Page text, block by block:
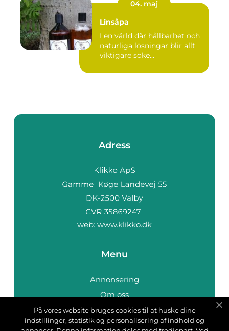
04. maj
Linsåpa
I en värld där hållbarhet och
naturliga lösningar blir allt
viktigare söke...
Adress
web: www.klikko.dk
Menu
Annonsering
Om oss
Cookies
Kontakta oss
På vores website bruges cookies til at huske dine
indstillinger, statistik og personalisering af indhold og